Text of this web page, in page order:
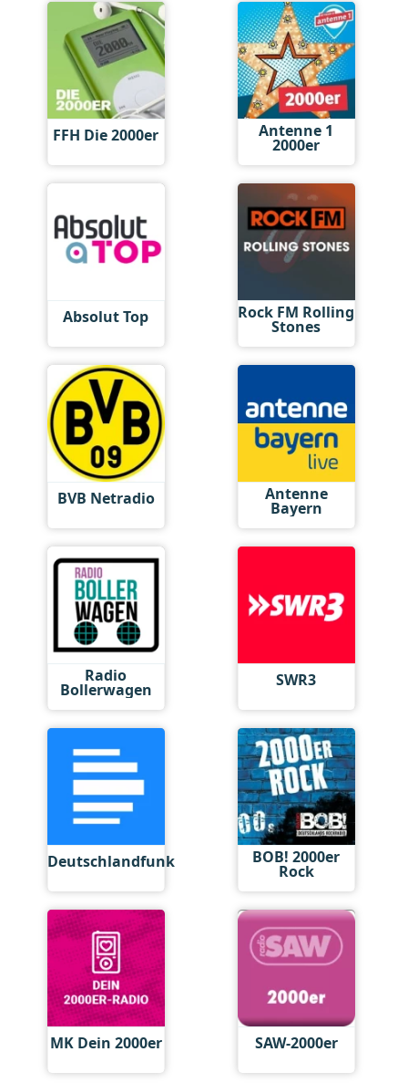
FFH Die 2000er Antenne 1
2000er
Absolut Top Rock FM Rolling
Stones
BVB Netradio Antenne
Bayern
Radio
Bollerwagen SWR3
Deutschlandfunk BOB! 2000er
Rock
MK Dein 2000er SAW-2000er